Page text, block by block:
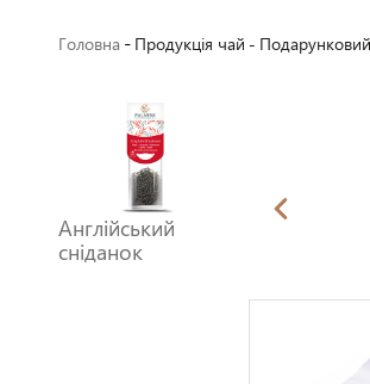
Головна - Продукція чай -
Англійський
сніданок